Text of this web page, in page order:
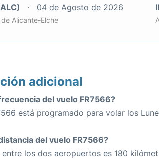
04 de Agosto de 2026
Alicante-Elche
adicional
del vuelo FR7566?
está programado para volar los
del vuelo FR7566?
los dos aeropuertos es 180